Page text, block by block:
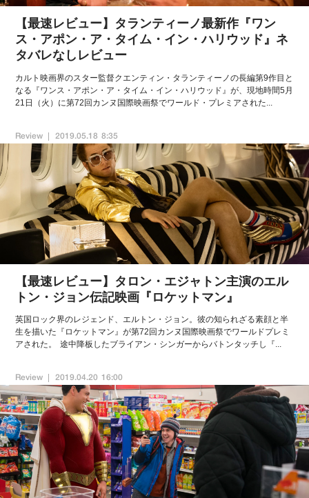
【最速レビュー】タランティーノ最新作『ワン
ス・アポン・ア・タイム・イン・ハリウッド』ネ
タバレなしレビュー
カルト映画界のスター監督クエンティン・タランティーノの長編第9作目と
なる『ワンス・アポン・ア・タイム・イン・ハリウッド』が、現地時間5月
21日（火）に第72回カンヌ国際映画祭でワールド・プレミアされた...
Review 2019.05.18 8:35
【最速レビュー】タロン・エジャトン主演のエル
トン・ジョン伝記映画『ロケットマン』
英国ロック界のレジェンド、エルトン・ジョン。彼の知られざる素顔と半
生を描いた『ロケットマン』が第72回カンヌ国際映画祭でワールドプレミ
アされた。 途中降板したブライアン・シンガーからバトンタッチし『...
Review 2019.04.20 16:00